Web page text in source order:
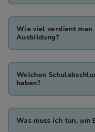
Wie viel verdient man
Ausbildung?
Welchen
haben?
Was muss ich tun, um